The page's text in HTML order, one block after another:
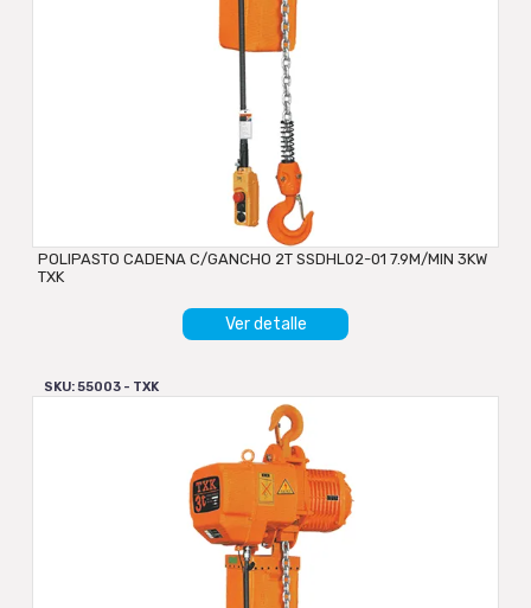
POLIPASTO CADENA C/GANCHO 2T SSDHL02-01 7.9M/MIN 3KW
TXK
Ver detalle
SKU: 55003 - TXK